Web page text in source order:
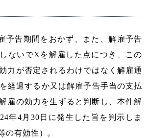
予告期間をおかず、また、解雇予告
ないでXを解雇した点につき、この
力が否定されるわけではなく解雇通
経過するか又は解雇予告手当の支払
雇の効力を生ずると判断し、本件解
年4月30日に発生した旨を判示しま
の有効性）。